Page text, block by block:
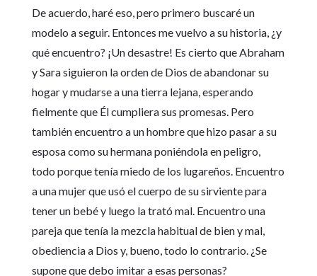
De acuerdo, haré eso, pero primero buscaré un
modelo a seguir. Entonces me vuelvo a su historia, ¿y
qué encuentro? ¡Un desastre! Es cierto que Abraham
y Sara siguieron la orden de Dios de abandonar su
hogar y mudarse a una tierra lejana, esperando
fielmente que Él cumpliera sus promesas. Pero
también encuentro a un hombre que hizo pasar a su
esposa como su hermana poniéndola en peligro,
todo porque tenía miedo de los lugareños. Encuentro
a una mujer que usó el cuerpo de su sirviente para
tener un bebé y luego la trató mal. Encuentro una
pareja que tenía la mezcla habitual de bien y mal,
obediencia a Dios y, bueno, todo lo contrario. ¿Se
supone que debo imitar a esas personas?